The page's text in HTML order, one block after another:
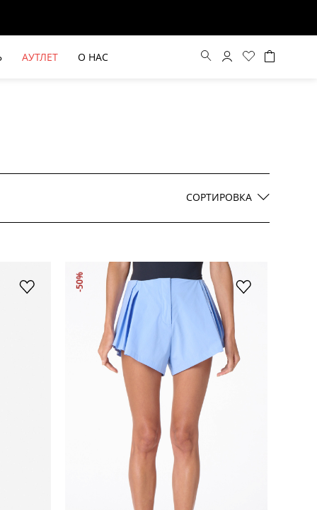
КРОЯ HAYDA
БЕЖЕВЫЙ КОСТЮМНЫЙ ЖИЛЕТ
HIDA
АУТЛЕТ О НАС
СОРТИРОВКА
Цена по убыванию
-50%